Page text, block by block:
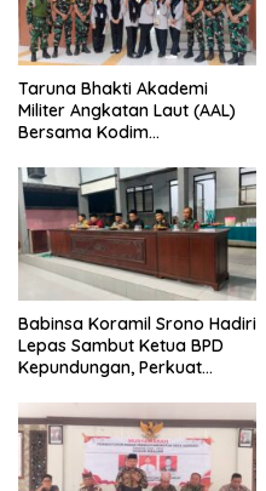
Taruna Bhakti Akademi
Militer Angkatan Laut (AAL)
Bersama Kodim
Generasi Disiplin dan Berjiwa
Nasionalis
Babinsa Koramil Srono Hadiri
Lepas Sambut Ketua BPD
Kepundungan, Perkuat